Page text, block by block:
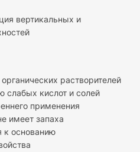
вертикальных и
растворителей
слабых кислот и солей
применения
имеет запаха
к основанию